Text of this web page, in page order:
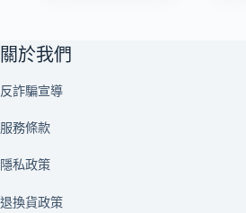
關於我們
反詐騙宣導
服務條款
隱私政策
退換貨政策